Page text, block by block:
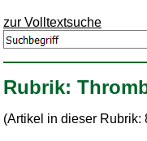
zur Volltextsuche
Rubrik:
(Artikel in dieser Rubrik: